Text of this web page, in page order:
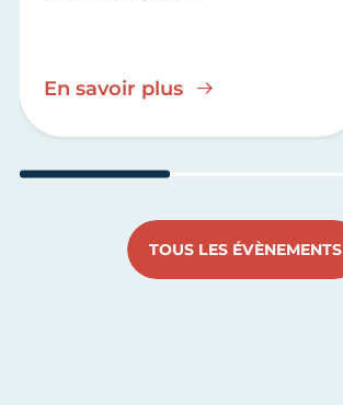
En savoir plus
TOUS LES ÉVÈNEMENTS